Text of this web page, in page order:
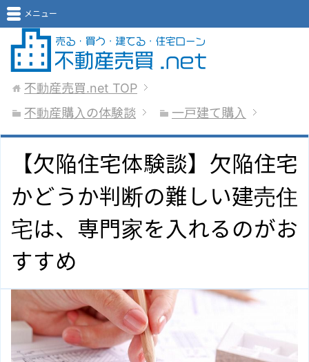
メニュー
不動産売買.net TOP
不動産購入の体験談
一戸建て購入
【欠陥住宅体験談】欠陥住宅
かどうか判断の難しい建売住
宅は、専門家を入れるのがお
すすめ